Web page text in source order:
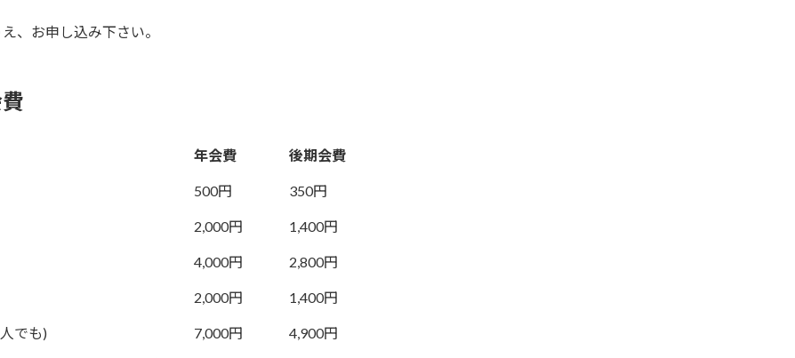
、お申し込み下さい。
年会費 後期会費
500円 350円
2,000円 1,400円
4,000円 2,800円
2,000円 1,400円
でも) 7,000円 4,900円